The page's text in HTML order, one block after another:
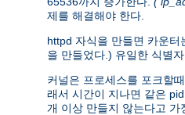
제를 해결해야 한다.
httpd 자식을 만들면 카운
을 만들었다.) 유일한 식별
커널은 프로세스를 포크할
래서 시간이 지나면 같은
개 이상 만들지 않는다고